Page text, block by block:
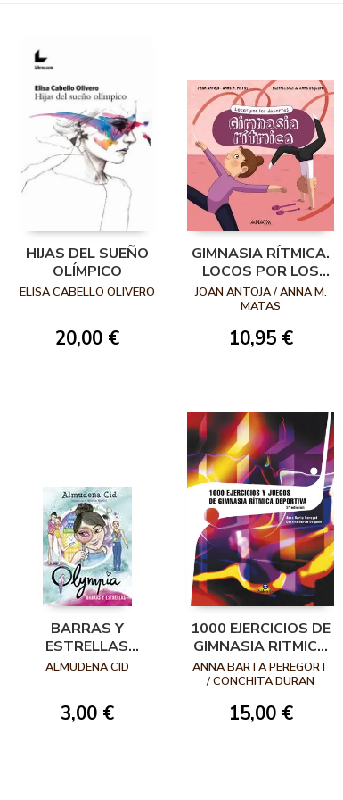
HIJAS DEL SUEÑO
OLÍMPICO
ELISA CABELLO OLIVERO
20,00 €
GIMNASIA RÍTMICA.
LOCOS POR LOS
DEPORTES
JOAN ANTOJA / ANNA M.
MATAS
10,95 €
BARRAS Y
ESTRELLAS
(OLYMPIA 8)
ALMUDENA CID
3,00 €
1000 EJERCICIOS DE
GIMNASIA RITMICA
DEPORTIVA
ANNA BARTA PEREGORT
/ CONCHITA DURAN
15,00 €